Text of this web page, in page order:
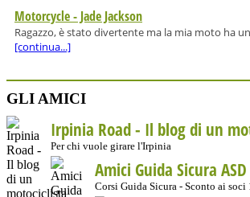
Motorcycle - Jade Jackson
Ragazzo, è stato divertente ma la mia moto ha
[continua...]
GLI AMICI
Irpinia Road - Il blog di un
Per chi vuole girare l'Irpinia
Amici Guida Sicura ASD
Corsi Guida Sicura - Sconto ai soci